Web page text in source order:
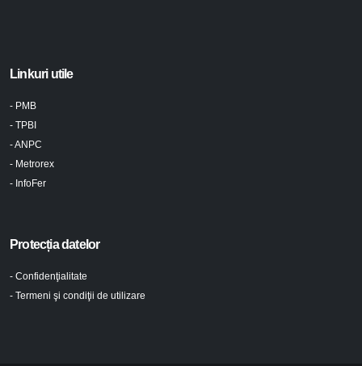
Linkuri utile
- PMB
- TPBI
- ANPC
- Metrorex
- InfoFer
Protecția datelor
- Confidenţialitate
- Termeni şi condiţii de utilizare